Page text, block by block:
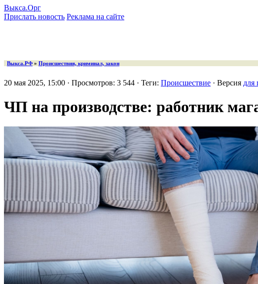
Выкса.Орг
Прислать новость Реклама на сайте
Выкса.РФ » Происшествия, криминал, закон
20 мая 2025, 15:00 · Просмотров: 3 544 · Теги: Происшествие · Версия для
ЧП на производстве: работник